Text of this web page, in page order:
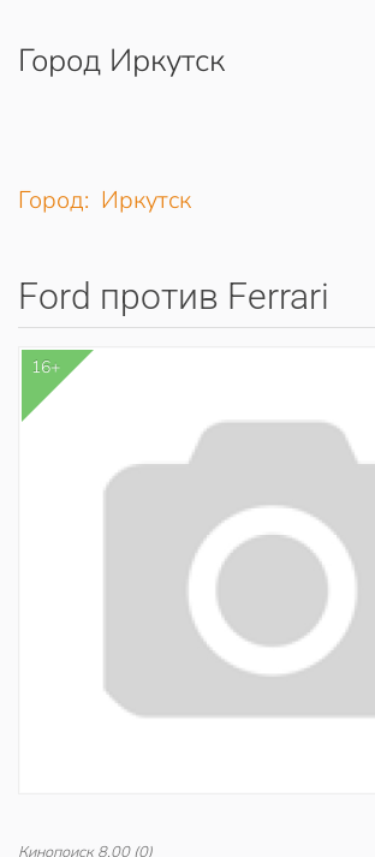
Перейти к содержимому
Город Иркутск
Город: Иркутск
Ford против Ferrari
16+
Кинопоиск 8.00(0)